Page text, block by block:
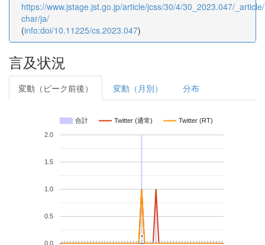
https://www.jstage.jst.go.jp/article/jcss/30/4/30_2023.047/
char/ja/
(info:doi/10.11225/cs.2023.047)
言及状況
変動（ピーク前後） 変動（月別） 分布
合計 Twitter (通常) Twitter (RT)
0.0
0.5
1.0
1.5
2.0
*
*